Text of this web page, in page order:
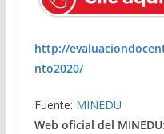
http://
nto2020/
Fuente: MINEDU
Web oficial del MINEDU: